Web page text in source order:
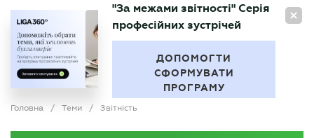
UA
БУХГАЛТЕР
"За межами звітності" Серія
професійних зустрічей
ДОПОМОГТИ
СФОРМУВАТИ
ПРОГРАМУ
Головна / Теми / Звітність